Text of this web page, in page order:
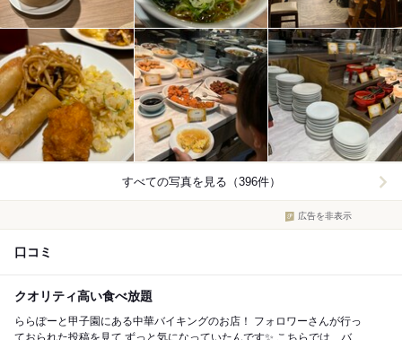
すべての写真を見る（396件）
広告を非表示
口コミ
クオリティ高い食べ放題
ららぽーと甲子園にある中華バイキングのお店！ フォロワーさんが行っ